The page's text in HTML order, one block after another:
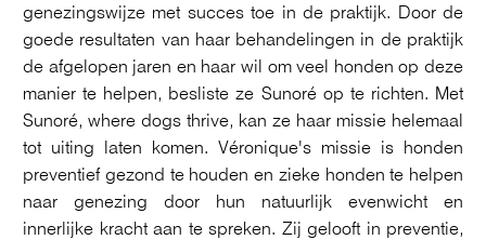
genezingswijze met succes toe in de praktijk. Door de
goede resultaten van haar behandelingen in de praktijk
de afgelopen jaren en haar wil om veel honden op deze
manier te helpen, besliste ze Sunoré op te richten. Met
Sunoré, where dogs thrive, kan ze haar missie helemaal
tot uiting laten komen. Véronique's missie is honden
preventief gezond te houden en zieke honden te helpen
naar genezing door hun natuurlijk evenwicht en
innerlijke kracht aan te spreken. Zij gelooft in preventie,